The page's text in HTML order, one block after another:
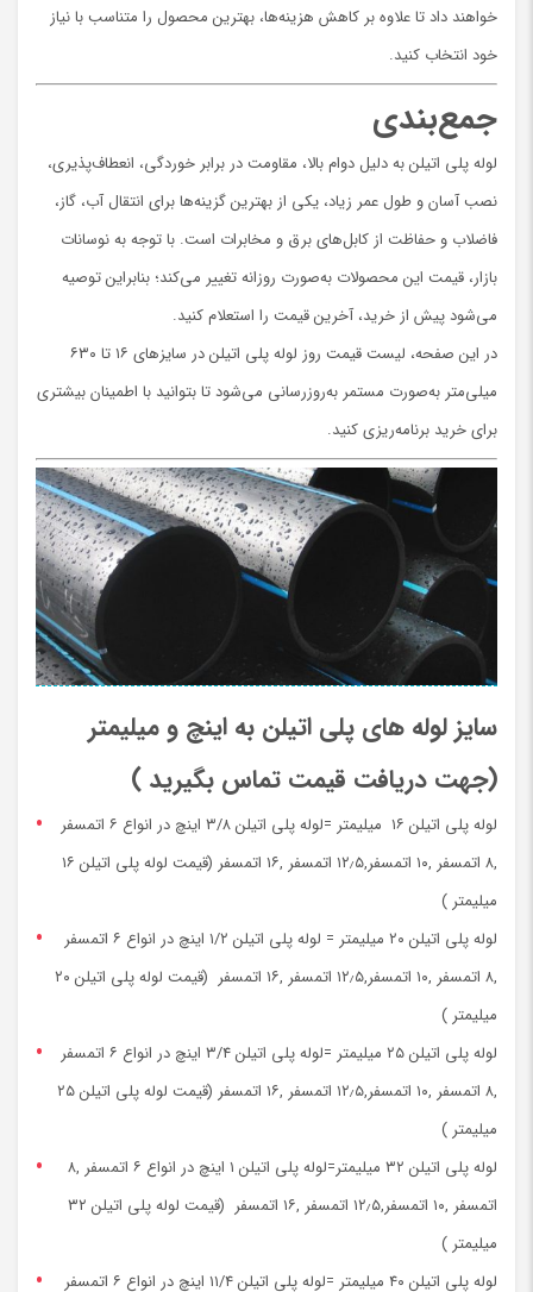
خواهند داد تا علاوه بر کاهش هزینه‌ها، بهترین محصول را متناسب با نیاز
خود انتخاب کنید.
جمع‌بندی
لوله پلی اتیلن به دلیل دوام بالا، مقاومت در برابر خوردگی، انعطاف‌پذیری،
نصب آسان و طول عمر زیاد، یکی از بهترین گزینه‌ها برای انتقال آب، گاز،
فاضلاب و حفاظت از کابل‌های برق و مخابرات است. با توجه به نوسانات
بازار، قیمت این محصولات به‌صورت روزانه تغییر می‌کند؛ بنابراین توصیه
می‌شود پیش از خرید، آخرین قیمت را استعلام کنید.
در این صفحه، لیست قیمت روز لوله پلی اتیلن در سایزهای ۱۶ تا ۶۳۰
میلی‌متر به‌صورت مستمر به‌روزرسانی می‌شود تا بتوانید با اطمینان بیشتری
برای خرید برنامه‌ریزی کنید.
سایز لوله های پلی اتیلن به اینچ و میلیمتر
(جهت دریافت قیمت تماس بگیرید )
لوله پلی اتیلن ۱۶ میلیمتر =لوله پلی اتیلن ۳/۸ اینچ در انواع ۶ اتمسفر
,۸ اتمسفر ,۱۰ اتمسفر,۱۲٫۵ اتمسفر ,۱۶ اتمسفر (قیمت لوله پلی اتیلن ۱۶
میلیمتر )
لوله پلی اتیلن ۲۰ میلیمتر = لوله پلی اتیلن ۱/۲ اینچ در انواع ۶ اتمسفر
,۸ اتمسفر ,۱۰ اتمسفر,۱۲٫۵ اتمسفر ,۱۶ اتمسفر (قیمت لوله پلی اتیلن ۲۰
میلیمتر )
لوله پلی اتیلن ۲۵ میلیمتر =لوله پلی اتیلن ۳/۴ اینچ در انواع ۶ اتمسفر
,۸ اتمسفر ,۱۰ اتمسفر,۱۲٫۵ اتمسفر ,۱۶ اتمسفر (قیمت لوله پلی اتیلن ۲۵
میلیمتر )
لوله پلی اتیلن ۳۲ میلیمتر=لوله پلی اتیلن ۱ اینچ در انواع ۶ اتمسفر ,۸
اتمسفر ,۱۰ اتمسفر,۱۲٫۵ اتمسفر ,۱۶ اتمسفر (قیمت لوله پلی اتیلن ۳۲
میلیمتر )
لوله پلی اتیلن ۴۰ میلیمتر =لوله پلی اتیلن ۱۱/۴ اینچ در انواع ۶ اتمسفر